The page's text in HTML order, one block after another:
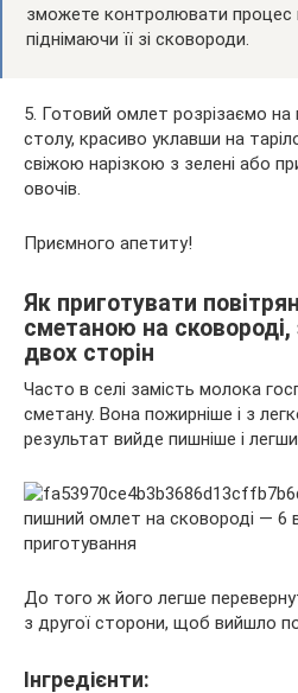
зможете контролювати процес
піднімаючи її зі сковороди.
5. Готовий омлет розрізаємо на
столу, красиво уклавши на
свіжою нарізкою з зелені або
овочів.
Приємного апетиту!
Як приготувати
сметаною на
двох сторін
Часто в селі замість молока
сметану. Вона пожирніше і з
результат вийде пишніше і
До того ж його легше
з другої сторони, щоб вийшло
Інгредієнти: